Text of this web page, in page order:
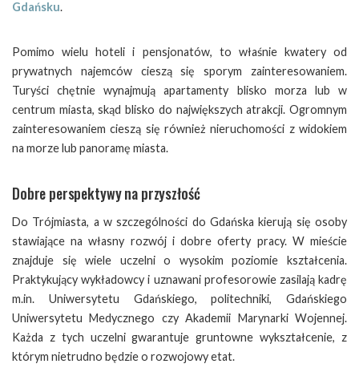
Gdańsku.
Pomimo wielu hoteli i pensjonatów, to właśnie kwatery od
prywatnych najemców cieszą się sporym zainteresowaniem.
Turyści chętnie wynajmują apartamenty blisko morza lub w
centrum miasta, skąd blisko do największych atrakcji. Ogromnym
zainteresowaniem cieszą się również nieruchomości z widokiem
na morze lub panoramę miasta.
Dobre perspektywy na przyszłość
Do Trójmiasta, a w szczególności do Gdańska kierują się osoby
stawiające na własny rozwój i dobre oferty pracy. W mieście
znajduje się wiele uczelni o wysokim poziomie kształcenia.
Praktykujący wykładowcy i uznawani profesorowie zasilają kadrę
m.in. Uniwersytetu Gdańskiego, politechniki, Gdańskiego
Uniwersytetu Medycznego czy Akademii Marynarki Wojennej.
Każda z tych uczelni gwarantuje gruntowne wykształcenie, z
którym nietrudno będzie o rozwojowy etat.